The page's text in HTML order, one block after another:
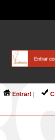
Entrar!